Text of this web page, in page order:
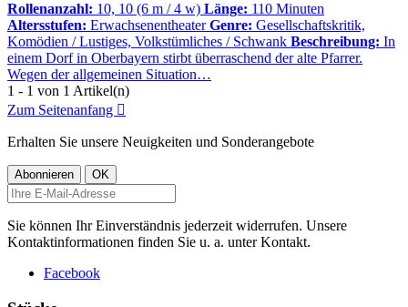
Rollenanzahl: 10, 10 (6 m / 4 w) Länge: 110 Minuten
Altersstufen: Erwachsenentheater Genre: Gesellschaftskritik,
Komödien / Lustiges, Volkstümliches / Schwank Beschreibung: In
einem Dorf in Oberbayern stirbt überraschend der alte Pfarrer.
Wegen der allgemeinen Situation…
1 - 1 von 1 Artikel(n)
Zum Seitenanfang 
Erhalten Sie unsere Neuigkeiten und Sonderangebote
Sie können Ihr Einverständnis jederzeit widerrufen. Unsere
Kontaktinformationen finden Sie u. a. unter Kontakt.
Facebook